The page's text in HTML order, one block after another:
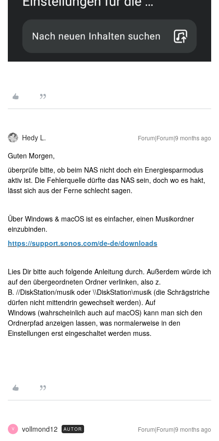
Hedy L. Forum|Forum|9 months ago
Guten Morgen,
überprüfe bitte, ob beim NAS nicht doch ein Energiesparmodus
aktiv ist. Die Fehlerquelle dürfte das NAS sein, doch wo es hakt,
lässt sich aus der Ferne schlecht sagen.
Über Windows & macOS ist es einfacher, einen Musikordner
einzubinden.
https://support.sonos.com/de-de/downloads
Lies Dir bitte auch folgende Anleitung durch. Außerdem würde ich
auf den übergeordneten Ordner verlinken, also z.
B. //DiskStation/musik oder \\DiskStation\musik (die Schrägstriche
dürfen nicht mittendrin gewechselt werden). Auf
Windows (wahrscheinlich auch auf macOS) kann man sich den
Ordnerpfad anzeigen lassen, was normalerweise in den
Einstellungen erst eingeschaltet werden muss.
V vollmond12 AUTOR Forum|Forum|9 months ago